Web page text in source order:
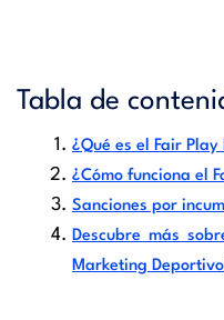
Tabla de
¿Qué es el Fair Play
¿Cómo funciona el
Sanciones por
Descubre más
Marketing